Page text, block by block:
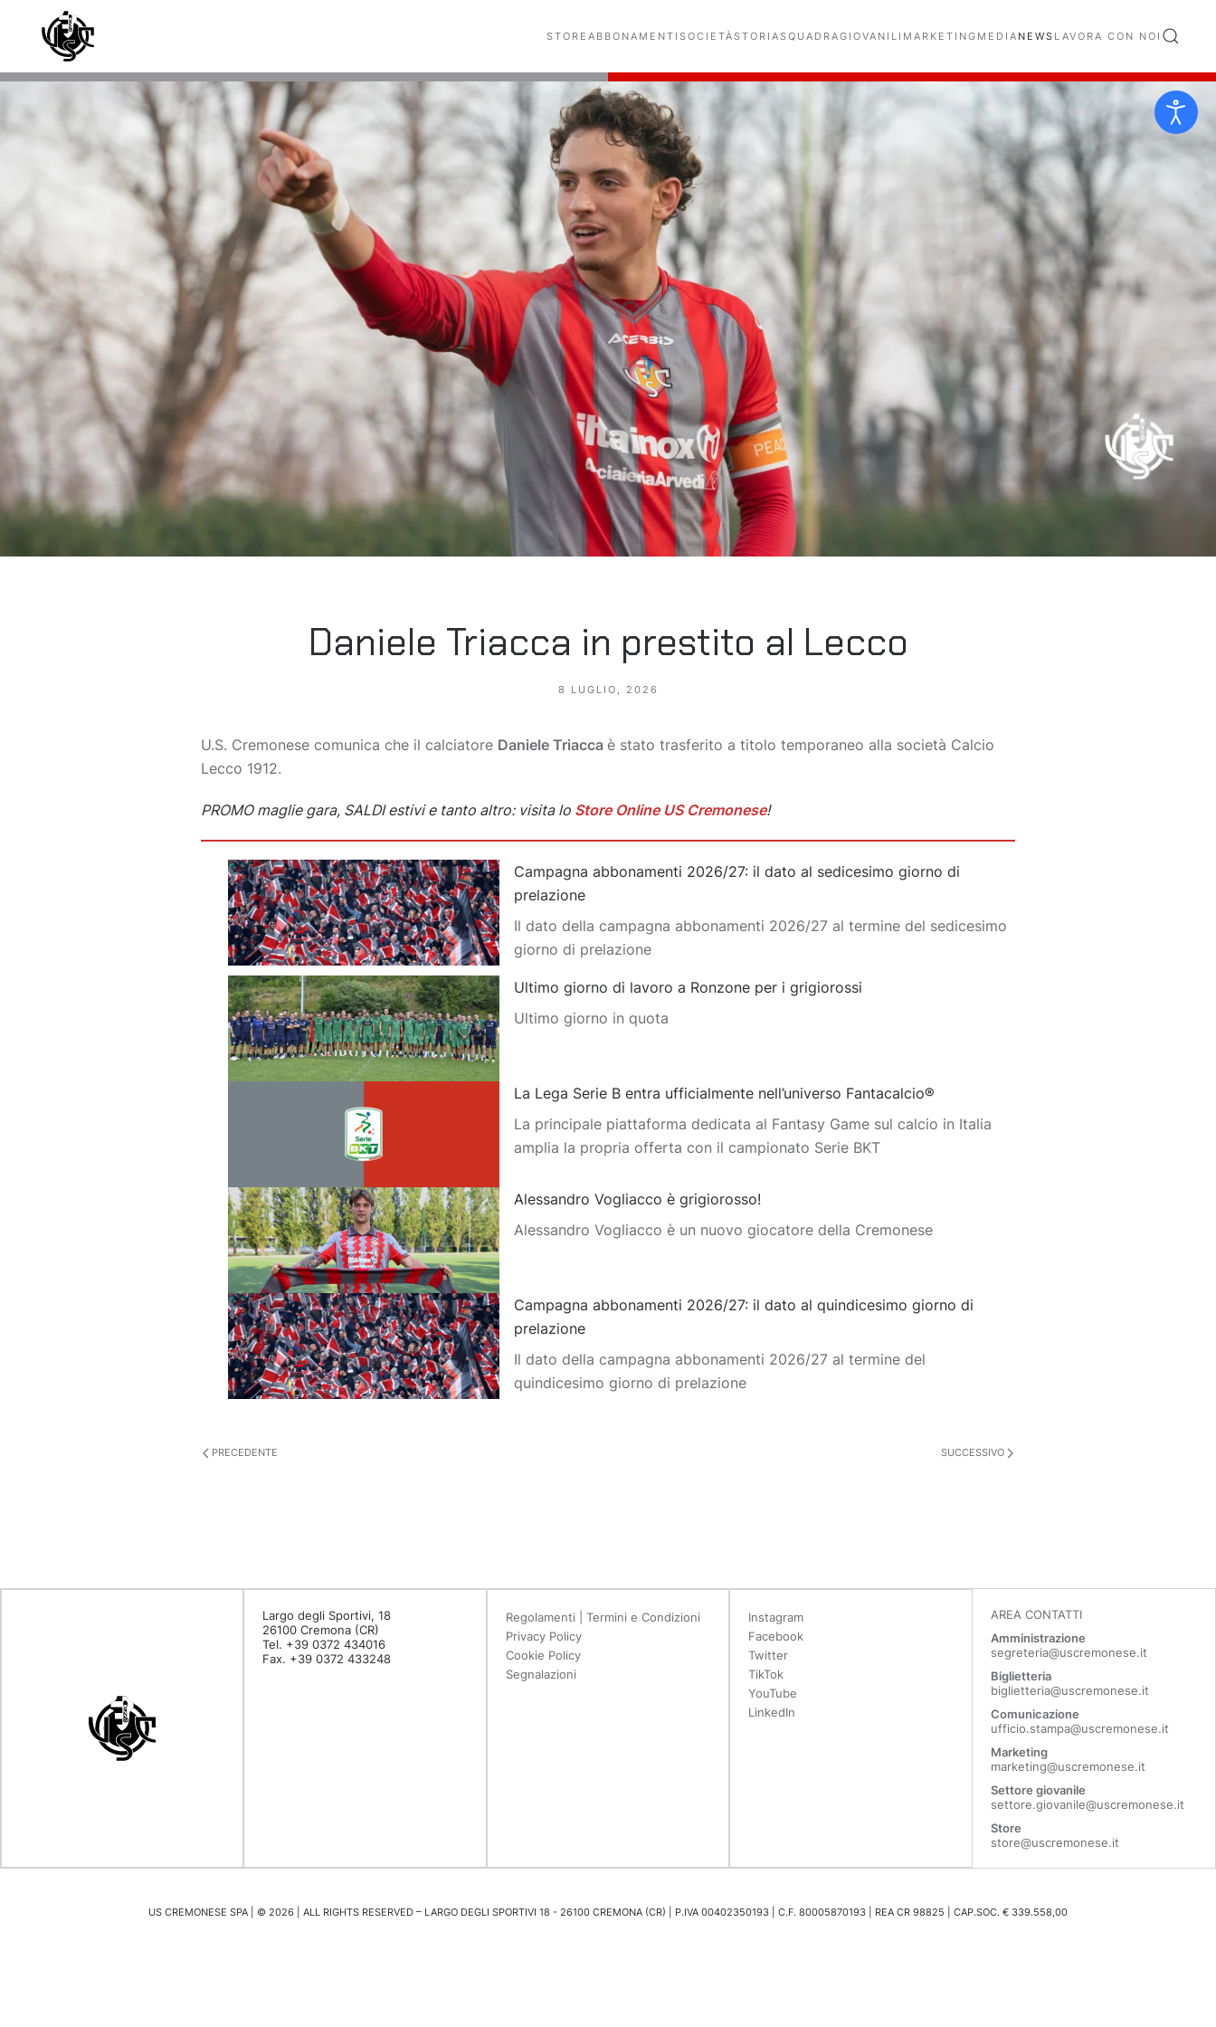
Skip to main content STORE ABBONAMENTI SOCIETÀSTORIASQUADRAGIOVANILI MARKETING MEDIA NEWS LAVORA CON NOI
Daniele Triacca in prestito al Lecco
8 LUGLIO, 2026
U.S. Cremonese comunica che il calciatore Daniele Triacca è stato trasferito a titolo temporaneo alla società Calcio
Lecco 1912.
PROMO maglie gara, SALDI estivi e tanto altro: visita lo Store Online US Cremonese!
Campagna abbonamenti 2026/27: il dato al sedicesimo giorno di
prelazione
Il dato della campagna abbonamenti 2026/27 al termine del sedicesimo
giorno di prelazione
Ultimo giorno di lavoro a Ronzone per i grigiorossi
Ultimo giorno in quota
La Lega Serie B entra ufficialmente nell’universo Fantacalcio®
La principale piattaforma dedicata al Fantasy Game sul calcio in Italia
amplia la propria offerta con il campionato Serie BKT
Alessandro Vogliacco è grigiorosso!
Alessandro Vogliacco è un nuovo giocatore della Cremonese
Campagna abbonamenti 2026/27: il dato al quindicesimo giorno di
prelazione
Il dato della campagna abbonamenti 2026/27 al termine del
quindicesimo giorno di prelazione
PRECEDENTE SUCCESSIVO
Largo degli Sportivi, 18
26100 Cremona (CR)
Tel. +39 0372 434016
Fax. +39 0372 433248
Regolamenti | Termini e Condizioni
Privacy Policy
Cookie Policy
Segnalazioni
Instagram
Facebook
Twitter
TikTok
YouTube
LinkedIn
AREA CONTATTI
Amministrazione
segreteria@uscremonese.it
Biglietteria
biglietteria@uscremonese.it
Comunicazione
ufficio.stampa@uscremonese.it
Marketing
marketing@uscremonese.it
Settore giovanile
settore.giovanile@uscremonese.it
Store
store@uscremonese.it
US CREMONESE SPA | © 2026 | ALL RIGHTS RESERVED – LARGO DEGLI SPORTIVI 18 - 26100 CREMONA (CR) | P.IVA 00402350193 | C.F. 80005870193 | REA CR 98825 | CAP.SOC. € 339.558,00